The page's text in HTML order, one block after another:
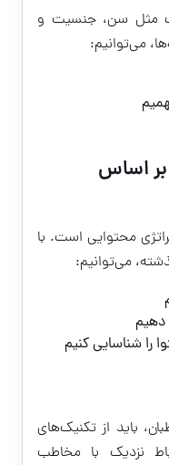
مثل سن، جنسیت و
می‌توانیم:
بر اساس
محتوایی است. با
می‌توانیم:
دهیم
را شناسایی کنیم
باید از تکنیک‌های
نزدیک با مخاطب